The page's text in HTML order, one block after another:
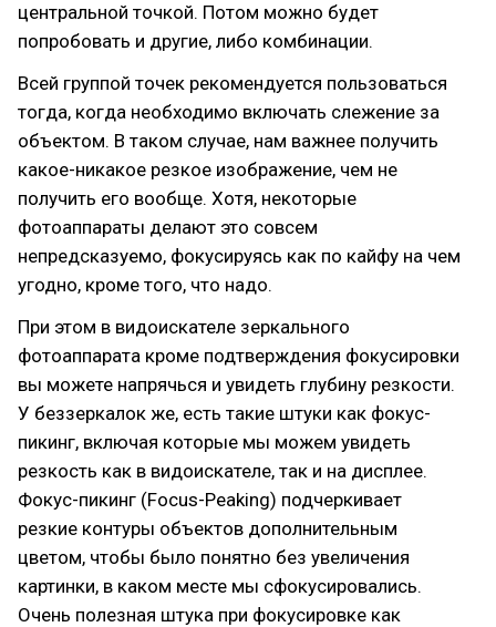
центральной точкой. Потом можно будет
попробовать и другие, либо комбинации.
Всей группой точек рекомендуется пользоваться
тогда, когда необходимо включать слежение за
объектом. В таком случае, нам важнее получить
какое-никакое резкое изображение, чем не
получить его вообще. Хотя, некоторые
фотоаппараты делают это совсем
непредсказуемо, фокусируясь как по кайфу на чем
угодно, кроме того, что надо.
При этом в видоискателе зеркального
фотоаппарата кроме подтверждения фокусировки
вы можете напрячься и увидеть глубину резкости.
У беззеркалок же, есть такие штуки как фокус-
пикинг, включая которые мы можем увидеть
резкость как в видоискателе, так и на дисплее.
Фокус-пикинг (Focus-Peaking) подчеркивает
резкие контуры объектов дополнительным
цветом, чтобы было понятно без увеличения
картинки, в каком месте мы сфокусировались.
Очень полезная штука при фокусировке как